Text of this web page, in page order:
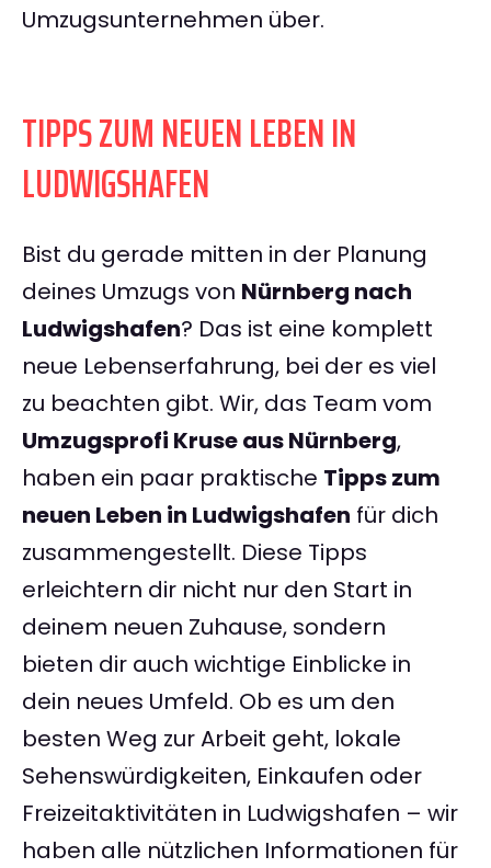
Umzugsunternehmen über.
TIPPS ZUM NEUEN LEBEN IN
LUDWIGSHAFEN
Bist du gerade mitten in der Planung
deines Umzugs von Nürnberg nach
Ludwigshafen? Das ist eine komplett
neue Lebenserfahrung, bei der es viel
zu beachten gibt. Wir, das Team vom
Umzugsprofi Kruse aus Nürnberg,
haben ein paar praktische Tipps zum
neuen Leben in Ludwigshafen für dich
zusammengestellt. Diese Tipps
erleichtern dir nicht nur den Start in
deinem neuen Zuhause, sondern
bieten dir auch wichtige Einblicke in
dein neues Umfeld. Ob es um den
besten Weg zur Arbeit geht, lokale
Sehenswürdigkeiten, Einkaufen oder
Freizeitaktivitäten in Ludwigshafen – wir
haben alle nützlichen Informationen für